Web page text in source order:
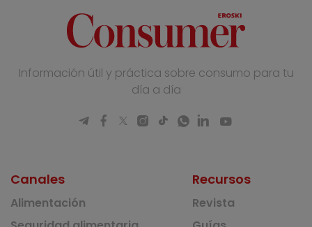
Información útil y práctica sobre consumo para tu
día a día
Canales
Alimentación
Recursos
Revista